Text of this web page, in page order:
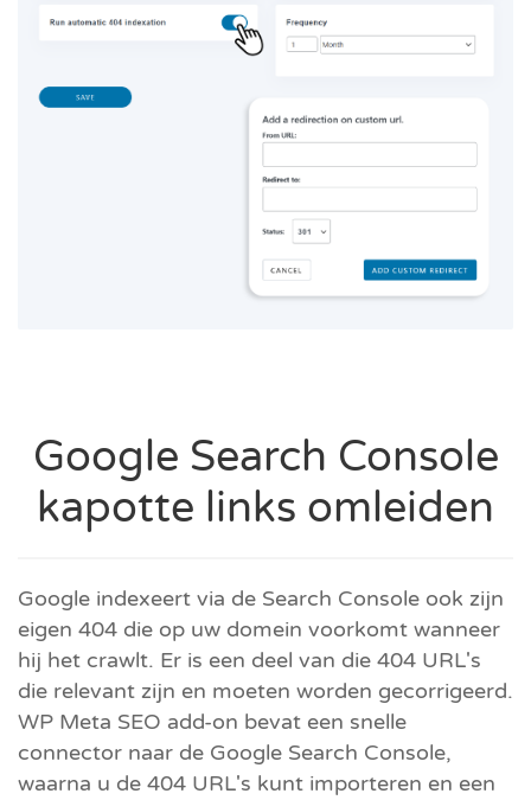
Google Search Console
kapotte links omleiden
Google indexeert via de Search Console ook zijn
eigen 404 die op uw domein voorkomt wanneer
hij het crawlt. Er is een deel van die 404 URL's
die relevant zijn en moeten worden gecorrigeerd.
WP Meta SEO add-on bevat een snelle
connector naar de Google Search Console,
waarna u de 404 URL's kunt importeren en een